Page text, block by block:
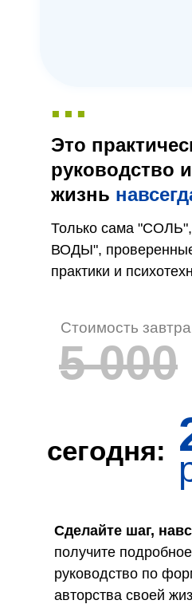
Это
руководство
жизнь
...
Только сама
ВОДЫ",
практики и
5 000
Стоимость завтра
сегодня:
Сделайте шаг,
получите
руководство по
авторства своей